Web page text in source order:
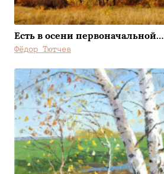
Есть в осени первоначальной…
Фёдор Тютчев